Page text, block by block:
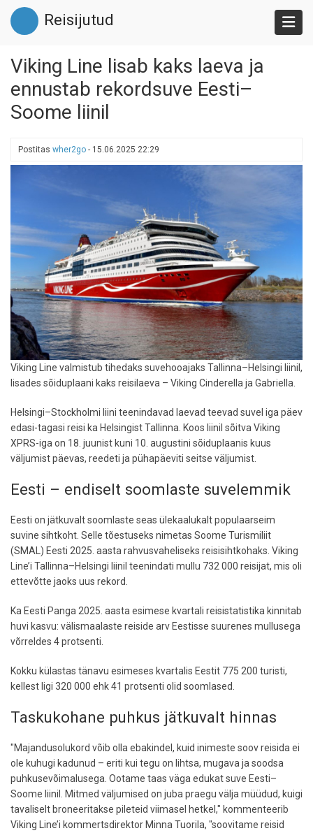
Liigu
edasi
põhisisu
Reisijutud
Viking Line lisab kaks laeva ja
ennustab rekordsuve Eesti–
Soome liinil
Postitas wher2go - 15.06.2025 22:29
Viking Line valmistub tihedaks suvehooajaks Tallinna–Helsingi liinil,
lisades sõiduplaani kaks reisilaeva – Viking Cinderella ja Gabriella.
Helsingi–Stockholmi liini teenindavad laevad teevad suvel iga päev
edasi-tagasi reisi ka Helsingist Tallinna. Koos liinil sõitva Viking
XPRS-iga on 18. juunist kuni 10. augustini sõiduplaanis kuus
väljumist päevas, reedeti ja pühapäeviti seitse väljumist.
Eesti – endiselt soomlaste suvelemmik
Eesti on jätkuvalt soomlaste seas ülekaalukalt populaarseim
suvine sihtkoht. Selle tõestuseks nimetas Soome Turismiliit
(SMAL) Eesti 2025. aasta rahvusvaheliseks reisisihtkohaks. Viking
Line’i Tallinna–Helsingi liinil teenindati mullu 732 000 reisijat, mis oli
ettevõtte jaoks uus rekord.
Ka Eesti Panga 2025. aasta esimese kvartali reisistatistika kinnitab
huvi kasvu: välismaalaste reiside arv Eestisse suurenes mullusega
võrreldes 4 protsenti.
Kokku külastas tänavu esimeses kvartalis Eestit 775 200 turisti,
kellest ligi 320 000 ehk 41 protsenti olid soomlased.
Taskukohane puhkus jätkuvalt hinnas
"Majandusolukord võib olla ebakindel, kuid inimeste soov reisida ei
ole kuhugi kadunud – eriti kui tegu on lihtsa, mugava ja soodsa
puhkusevõimalusega. Ootame taas väga edukat suve Eesti–
Soome liinil. Mitmed väljumised on juba praegu välja müüdud, kuigi
tavaliselt broneeritakse pileteid viimasel hetkel," kommenteerib
Viking Line’i kommertsdirektor Minna Tuorila, "soovitame reisid